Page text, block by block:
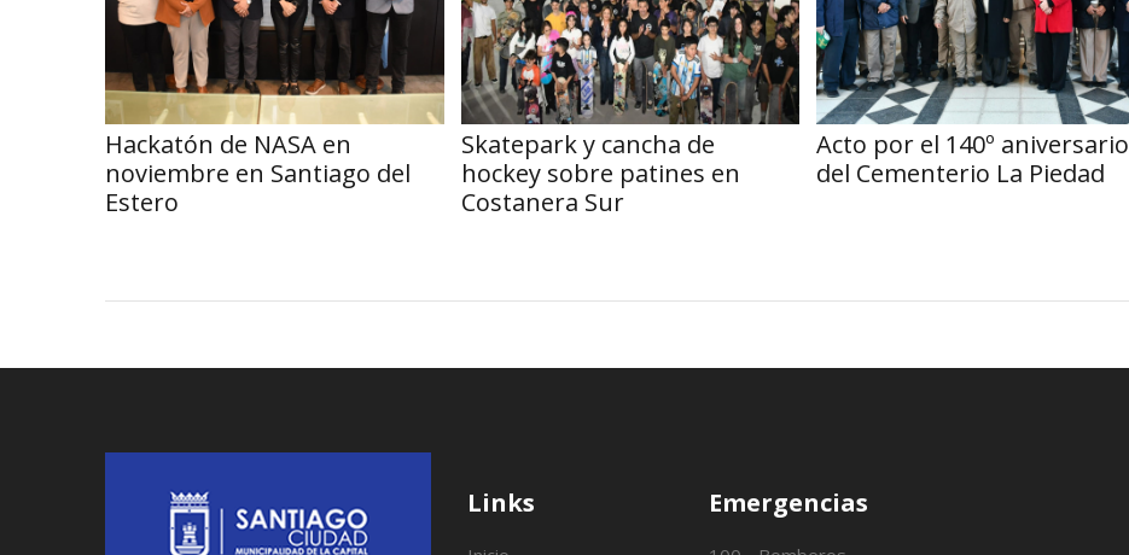
Hackatón de NASA en
noviembre en Santiago del
Estero
Skatepark y cancha de
hockey sobre patines en
Costanera Sur
Acto por el 140º aniversario
del Cementerio La Piedad
Links Emergencias